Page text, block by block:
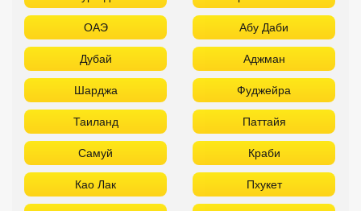
ОАЭ Абу Даби
Дубай Аджман
Шарджа Фуджейра
Таиланд Паттайя
Самуй Краби
Као Лак Пхукет